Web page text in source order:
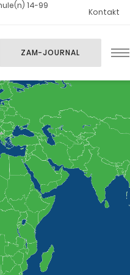
14-99
Kontakt
ZAM-JOURNAL